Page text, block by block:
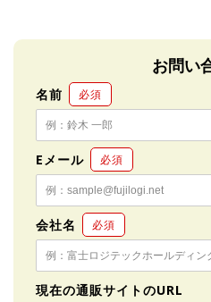
お問い
名前 必須
Eメール 必須
会社名 必須
現在の通販サイトのURL